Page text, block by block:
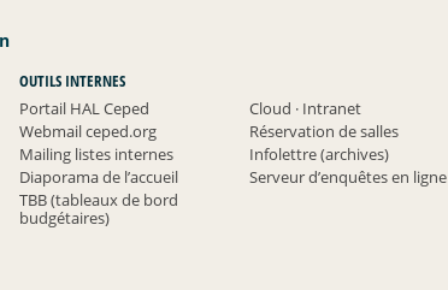
OUTILS INTERNES
Portail HAL Ceped
Cloud · Intranet
Webmail ceped.org
Réservation de salles
Mailing listes internes
Infolettre (archives)
Diaporama de l’accueil
Serveur d’enquêtes en ligne
TBB (tableaux de bord
budgétaires)